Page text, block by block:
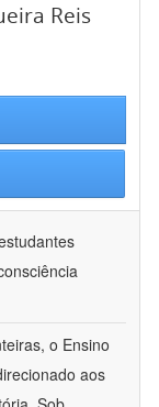
Reis
o Ensino
aos